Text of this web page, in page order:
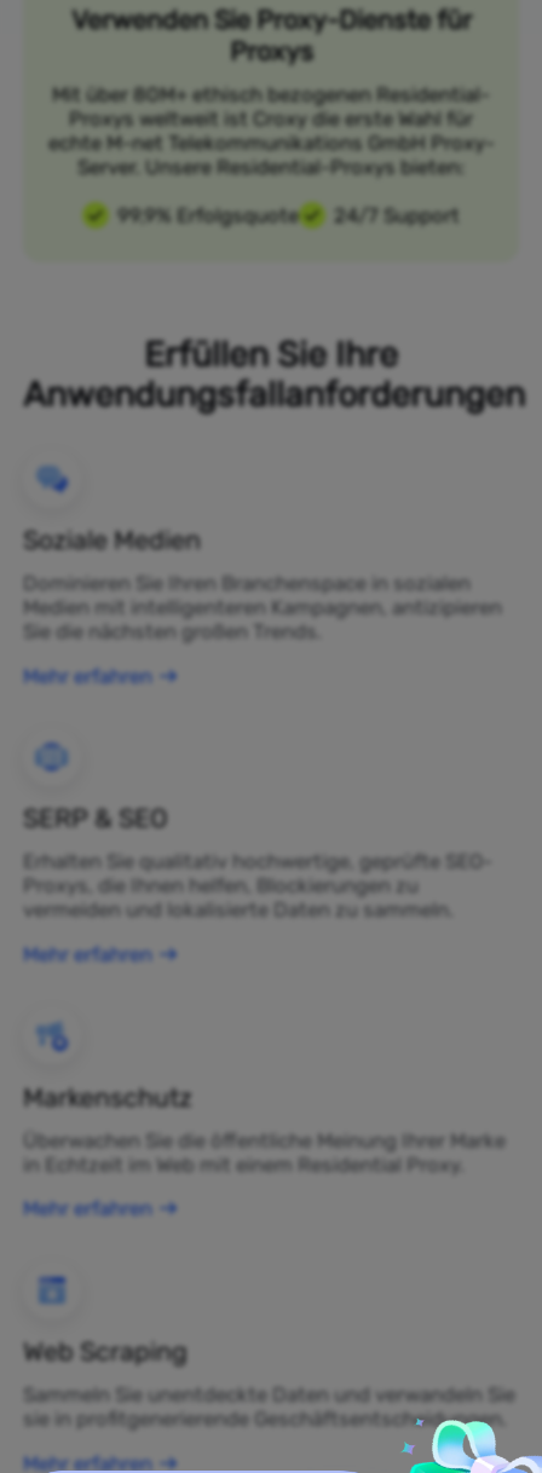
Verwenden Sie Proxy-Dienste für
Proxys
Mit über 80M+ ethisch bezogenen Residential-
Proxys weltweit ist Croxy die erste Wahl für
echte M-net Telekommunikations GmbH Proxy-
Server. Unsere Residential-Proxys bieten:
99,9% Erfolgsquote
24/7 Support
Erfüllen Sie Ihre
Anwendungsfallanforderungen
Soziale Medien
Dominieren Sie Ihren Branchenspace in sozialen
Medien mit intelligenteren Kampagnen, antizipieren
Sie die nächsten großen Trends.
Mehr erfahren
SERP & SEO
Erhalten Sie qualitativ hochwertige, geprüfte SEO-
Proxys, die Ihnen helfen, Blockierungen zu
vermeiden und lokalisierte Daten zu sammeln.
Mehr erfahren
Markenschutz
Überwachen Sie die öffentliche Meinung Ihrer Marke
in Echtzeit im Web mit einem Residential Proxy.
Mehr erfahren
Web Scraping
Sammeln Sie unentdeckte Daten und verwandeln Sie
sie in profitgenerierende Geschäftsentscheidungen.
Mehr erfahren